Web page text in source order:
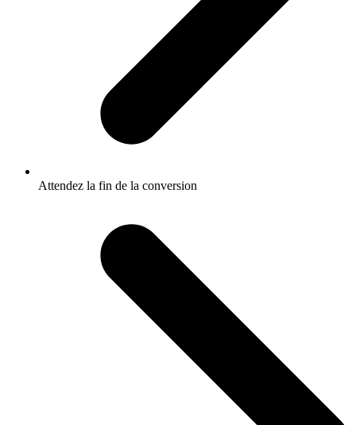
Attendez la fin de la conversion